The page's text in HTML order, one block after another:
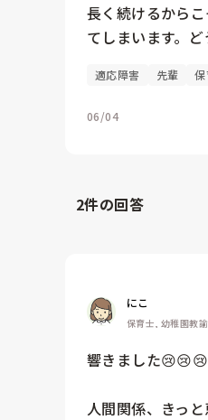
長く続けるから
てしまいます。
適応障害 先輩
06/04
2件の回答
にこ
保育士, 幼稚園教諭
響きました
人間関係、きっ